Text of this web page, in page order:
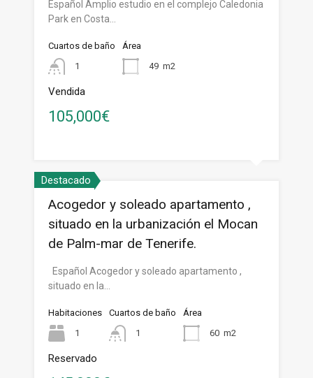
Español Amplio estudio en el complejo Caledonia
Park en Costa…
Cuartos de baño
1
Área
49 m2
Vendida
105,000€
Destacado
Acogedor y soleado apartamento ,
situado en la urbanización el Mocan
de Palm-mar de Tenerife.
Español Acogedor y soleado apartamento ,
situado en la…
Habitaciones
1
Cuartos de baño
1
Área
60 m2
Reservado